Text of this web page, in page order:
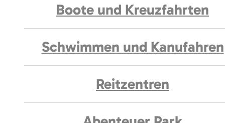
Boote und Kreuzfahrten
Schwimmen und Kanufahren
Reitzentren